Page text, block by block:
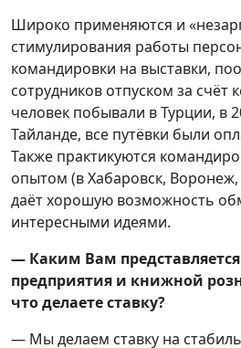
Широко применяются и
стимулирования работы
командировки на выставки,
сотрудников отпуском за счёт
человек побывали в Турции, в
Тайланде, все путёвки были
Также практикуются
опытом (в Хабаровск, Воронеж,
даёт хорошую возможность
интересными идеями.
— Каким Вам
предприятия и книжной
что делаете ставку?
— Мы делаем ставку на